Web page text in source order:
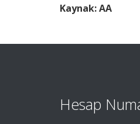
Kaynak: AA
Hesap